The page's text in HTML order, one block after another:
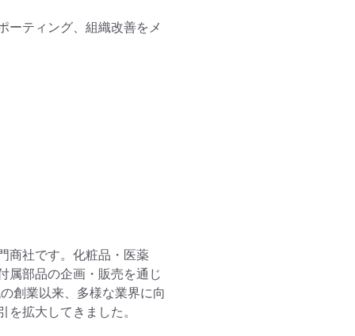
ーティング、組織改善をメ
商社です。化粧品・医薬
属部品の企画・販売を通じ
創業以来、多様な業界に向
拡大してきました。